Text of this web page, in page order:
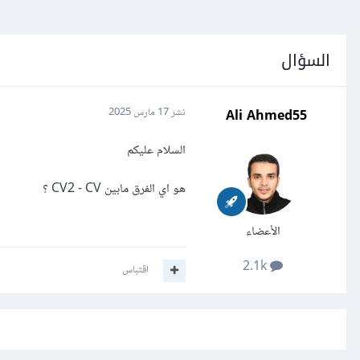
السؤال
Ali Ahmed55
الأعضاء
نشر17 مارس 2025
السلام عليكم
هو اي الفرق مابين CV2 - CV ؟
اقتباس